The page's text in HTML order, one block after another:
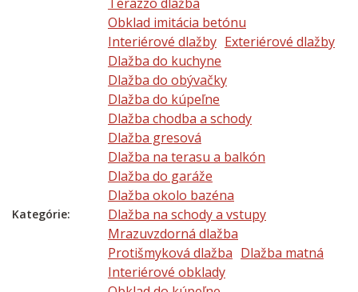
Kategórie:
Obklad imitácia betónu
Interiérové dlažby Exteriérové dlažby
Dlažba do kuchyne
Dlažba do obývačky
Dlažba do kúpeľne
Dlažba chodba a schody
Dlažba gresová
Dlažba na terasu a balkón
Dlažba do garáže
Dlažba okolo bazéna
Dlažba na schody a vstupy
Mrazuvzdorná dlažba
Protišmyková dlažba Dlažba matná
Interiérové obklady